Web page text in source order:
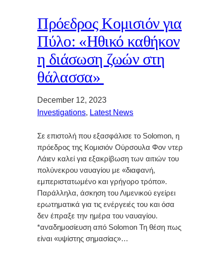
Πρόεδρος Κομισιόν για
Πύλο: «Ηθικό καθήκον
η διάσωση ζωών στη
θάλασσα»
December 12, 2023
Investigations, Latest News
Σε επιστολή που εξασφάλισε το Solomon, η
πρόεδρος της Κομισιόν Ούρσουλα Φον ντερ
Λάιεν καλεί για εξακρίβωση των αιτιών του
πολύνεκρου ναυαγίου με «διαφανή,
εμπεριστατωμένο και γρήγορο τρόπο».
Παράλληλα, άσκηση του Λιμενικού εγείρει
ερωτηματικά για τις ενέργειές του και όσα
δεν έπραξε την ημέρα του ναυαγίου.
*αναδημοσίευση από Solomon Τη θέση πως
είναι «υψίστης σημασίας»…